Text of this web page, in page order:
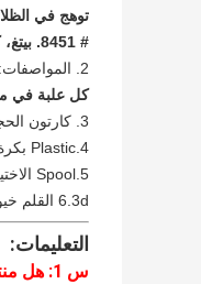
# 8451. بيتغ، كاربونفيبر، آسا، سوفتبلا، متعدد الألوان التدرج، السيراميك، بيسي + عبس، ، بيتغ ألياف الكربون، بفب أندسو على
2. المواصفات:
كل علبة في مربع صغير، مربع
3. كارتون الحجم
4.Plastic بكرة:
5.Spool الاختيار:
6.3d القلم خيوط:
التعليمات:
س 1: هل منتج أو مجرد شركة تجارية؟